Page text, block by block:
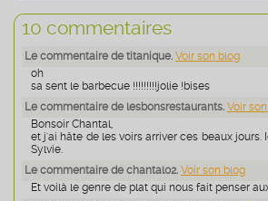
10 commentaires
Le commentaire de titanique. Voir son blog
oh
sa sent le barbecue !!!!!!!!!jolie !bises
Le commentaire de lesbonsrestaurants. Voir
Bonsoir Chantal,
et j'ai hâte de les voirs arriver ces beaux jours.
Sylvie.
Le commentaire de chantal02. Voir son blog
Et voilà le genre de plat qui nous fait penser